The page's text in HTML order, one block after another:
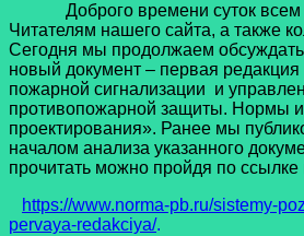
Доброго времени суток всем
Читателям нашего сайта, а также
Сегодня мы продолжаем
новый документ – первая
пожарной сигнализации и
противопожарной защиты. Нормы
проектирования». Ранее мы
началом анализа указанного
прочитать можно пройдя по
https://www.norma-pb.ru/sistemy-
pervaya-redakciya/.